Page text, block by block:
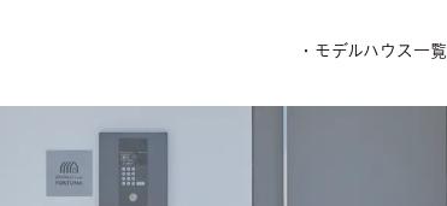
・モデルハウス一覧